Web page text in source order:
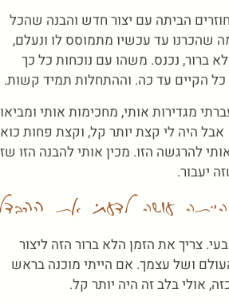
הביתה עם יצור חדש והבנה שהכל
שהכרנו עד עכשיו מתמוסס לו ונעלם,
ברור, נכנס. משהו עם נוכחות כל כך
הקיים עד כה. וההתחלות תמיד קשות.
מגדירות אותי, מחכימות אותי
אבל היה לי קצת יותר קל, וקצת פחות
להרגשה הזו. מכין אותי להבנה הזו
יעבור.
עושה לדעתי את
צריך את הזמן הלא ברור הזה ליצור
ושל עצמך. אם הייתי מוכנה בראש
אולי בלב זה היה יותר קל.